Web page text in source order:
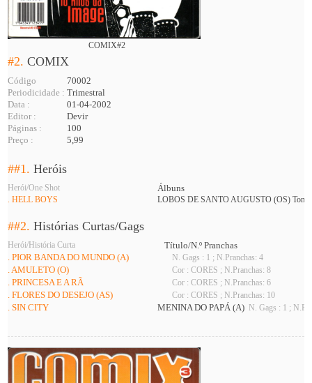
COMIX#2
#2.COMIX
Código
70002
Periodicidade : Trimestral
Data :
01-04-2002
Editor :
Devir
Páginas :
100
Preço :
5,99
##1.Heróis
Herói/One Shot Álbuns
. HELL BOYS LOBOS DE SANTO AUGUSTO (OS)
##2.Histórias Curtas/Gags
Herói/História Curta
Título/N.º Pranchas
. PIOR BANDA DO MUNDO (A)
N. Gags : 1 ; N.Pranchas: 4
. AMULETO (O) Cor : CORES ; N.Pranchas: 8
. PRINCESA E A RÃ Cor : CORES ; N.Pranchas: 6
. FLORES DO DESEJO (AS) Cor : CORES ; N.Pranchas: 10
. SIN CITY MENINA DO PAPÁ (A) N. Gags : 1 ;